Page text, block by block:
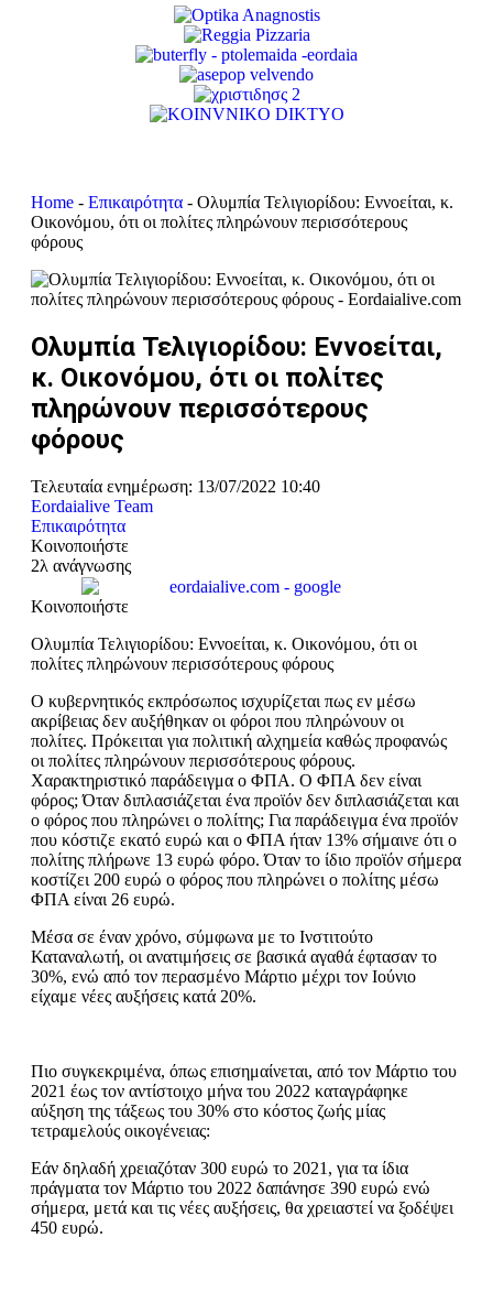
Home - Επικαιρότητα - Ολυμπία Τελιγιορίδου: Εννοείται, κ.
Οικονόμου, ότι οι πολίτες πληρώνουν περισσότερους
φόρους
Ολυμπία Τελιγιορίδου: Εννοείται,
κ. Οικονόμου, ότι οι πολίτες
πληρώνουν περισσότερους
φόρους
Τελευταία ενημέρωση: 13/07/2022 10:40
Eordaialive Team
Επικαιρότητα
Κοινοποιήστε
2λ ανάγνωσης
Κοινοποιήστε
Ολυμπία Τελιγιορίδου: Εννοείται, κ. Οικονόμου, ότι οι
πολίτες πληρώνουν περισσότερους φόρους
Ο κυβερνητικός εκπρόσωπος ισχυρίζεται πως εν μέσω
ακρίβειας δεν αυξήθηκαν οι φόροι που πληρώνουν οι
πολίτες. Πρόκειται για πολιτική αλχημεία καθώς προφανώς
οι πολίτες πληρώνουν περισσότερους φόρους.
Χαρακτηριστικό παράδειγμα ο ΦΠΑ. Ο ΦΠΑ δεν είναι
φόρος; Όταν διπλασιάζεται ένα προϊόν δεν διπλασιάζεται και
ο φόρος που πληρώνει ο πολίτης; Για παράδειγμα ένα προϊόν
που κόστιζε εκατό ευρώ και ο ΦΠΑ ήταν 13% σήμαινε ότι ο
πολίτης πλήρωνε 13 ευρώ φόρο. Όταν το ίδιο προϊόν σήμερα
κοστίζει 200 ευρώ ο φόρος που πληρώνει ο πολίτης μέσω
ΦΠΑ είναι 26 ευρώ.
Μέσα σε έναν χρόνο, σύμφωνα με το Ινστιτούτο
Καταναλωτή, οι ανατιμήσεις σε βασικά αγαθά έφτασαν το
30%, ενώ από τον περασμένο Μάρτιο μέχρι τον Ιούνιο
είχαμε νέες αυξήσεις κατά 20%.
Πιο συγκεκριμένα, όπως επισημαίνεται, από τον Μάρτιο του
2021 έως τον αντίστοιχο μήνα του 2022 καταγράφηκε
αύξηση της τάξεως του 30% στο κόστος ζωής μίας
τετραμελούς οικογένειας:
Εάν δηλαδή χρειαζόταν 300 ευρώ το 2021, για τα ίδια
πράγματα τον Μάρτιο του 2022 δαπάνησε 390 ευρώ ενώ
σήμερα, μετά και τις νέες αυξήσεις, θα χρειαστεί να ξοδέψει
450 ευρώ.